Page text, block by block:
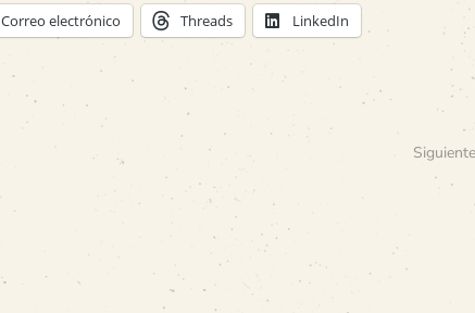
Correo electrónico Threads LinkedIn
Siguiente